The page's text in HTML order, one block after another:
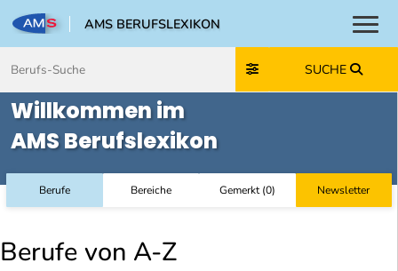
AMS BERUFSLEXIKON
SUCHE
Willkommen im
AMS Berufslexikon
Berufe Bereiche Gemerkt(0) Newsletter
Berufe von A-Z